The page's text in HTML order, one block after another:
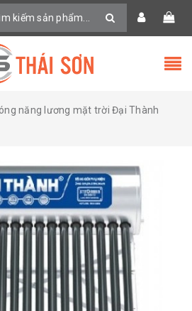
năng lương mặt trời Đại Thành